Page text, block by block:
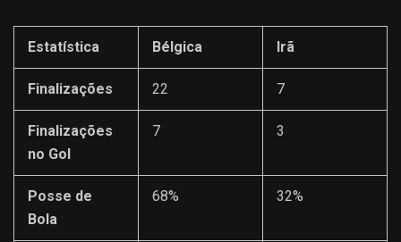
Estatística Bélgica Irã
Finalizações 22 7
Finalizações
no Gol
7 3
Posse de
Bola
68% 32%